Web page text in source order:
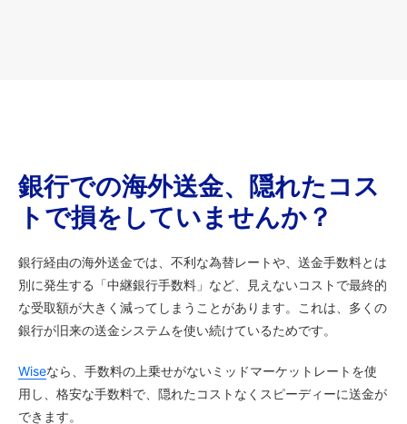
銀行での海外送金、隠れたコス
トで損をしていませんか？
銀行経由の海外送金では、不利な為替レートや、送金手数料とは
別に発生する「中継銀行手数料」など、見えないコストで最終的
な受取額が大きく減ってしまうことがあります。これは、多くの
銀行が旧来の送金システムを使い続けているためです。
Wiseなら、手数料の上乗せがないミッドマーケットレートを使
用し、格安な手数料で、隠れたコストなくスピーディーに送金が
できます。